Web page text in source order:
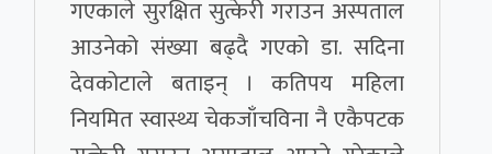
गएकाले सुरक्षित सुत्केरी गराउन अस्पताल
आउनेको संख्या बढ्दै गएको डा. सदिना
देवकोटाले बताइन् । कतिपय महिला
नियमित स्वास्थ्य चेकजाँचविना नै एकैपटक